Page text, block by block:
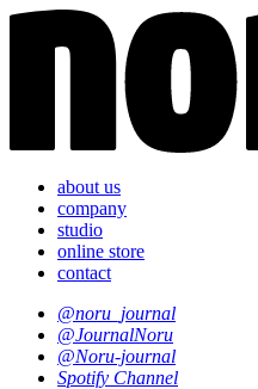
about us
company
studio
online store
contact
@noru_journal
@JournalNoru
@Noru-journal
Spotify Channel